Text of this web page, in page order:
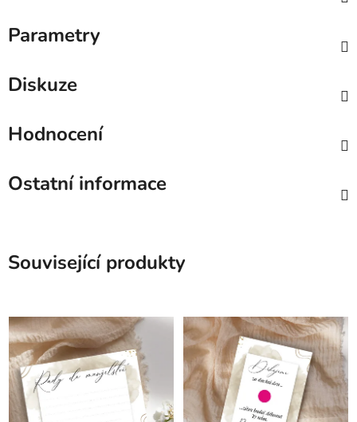
Parametry
Diskuze
Hodnocení
Ostatní informace
Související produkty